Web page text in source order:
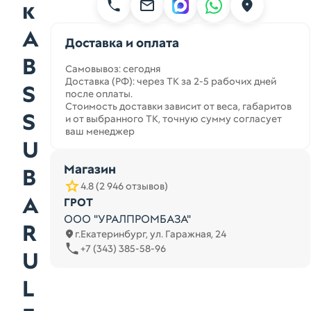
к
A
B
S
S
U
B
A
R
U
L
Доставка и оплата
Самовывоз: сегодня
Доставка (РФ): через ТК за 2-5 рабочих дней
после оплаты.
Стоимость доставки зависит от веса, габаритов
и от выбранного ТК, точную сумму согласует
ваш менеджер
Магазин
4.8 (2 946 отзывов)
ГРОТ
ООО "УРАЛПРОМБАЗА"
г.Екатеринбург, ул. Гаражная, 24
+7 (343) 385-58-96